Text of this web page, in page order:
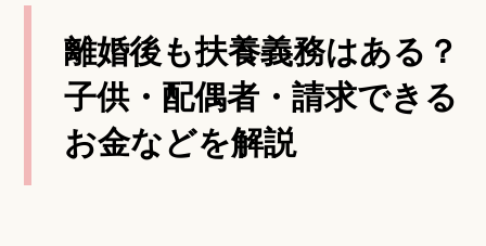
離婚後も扶養義務はある？
子供・配偶者・請求できる
お金などを解説